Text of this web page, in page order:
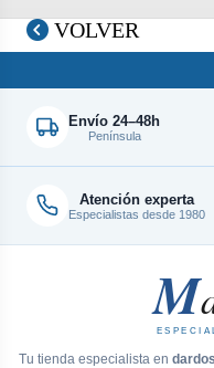
VOLVER
Envío 24–48h
Península
Atención experta
Especialistas desde 1980
M
Tu tienda especialista en